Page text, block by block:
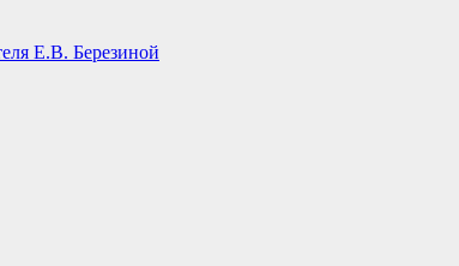
Е.В. Березиной